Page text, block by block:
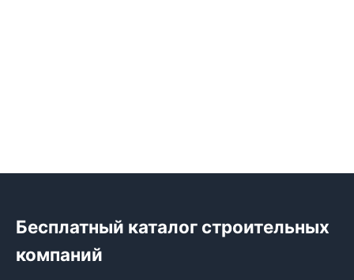
Бесплатный каталог строительных
компаний